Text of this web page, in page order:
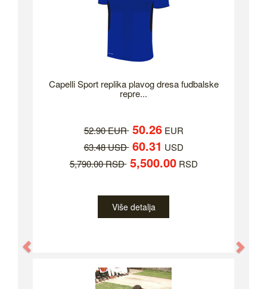
Capelli Sport replika plavog dresa fudbalske
repre...
52.90 EUR 50.26EUR
63.48 USD 60.31 USD
5,790.00 RSD 5,500.00RSD
Više detalja